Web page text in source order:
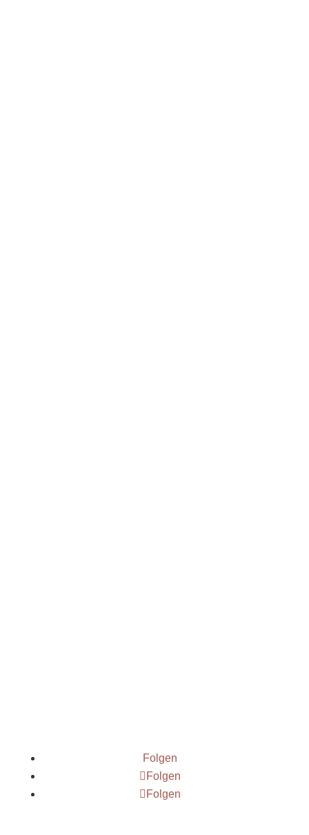
Folgen
Folgen
Folgen